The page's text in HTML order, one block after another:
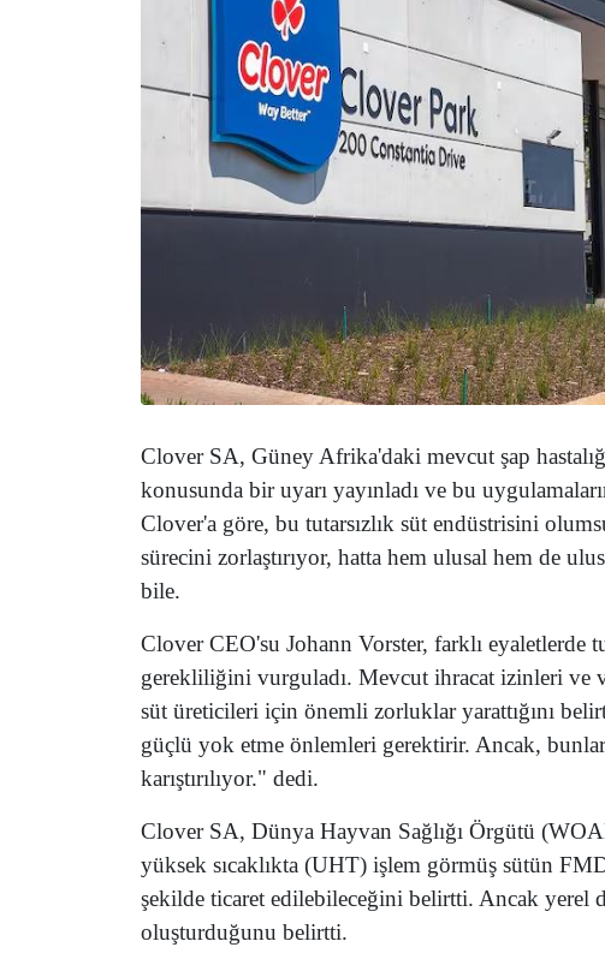
Clover SA, Güney Afrika'daki mevcut şap
konusunda bir uyarı yayınladı ve bu
Clover'a göre, bu tutarsızlık süt endüstrisini
sürecini zorlaştırıyor, hatta hem ulusal hem de
bile.
Clover CEO'su Johann Vorster, farklı eyaletlerde
gerekliliğini vurguladı. Mevcut ihracat izinleri ve
süt üreticileri için önemli zorluklar yarattığını
güçlü yok etme önlemleri gerektirir. Ancak,
karıştırılıyor." dedi.
Clover SA, Dünya Hayvan Sağlığı Örgütü
yüksek sıcaklıkta (UHT) işlem görmüş sütün
şekilde ticaret edilebileceğini belirtti. Ancak yerel
oluşturduğunu belirtti.